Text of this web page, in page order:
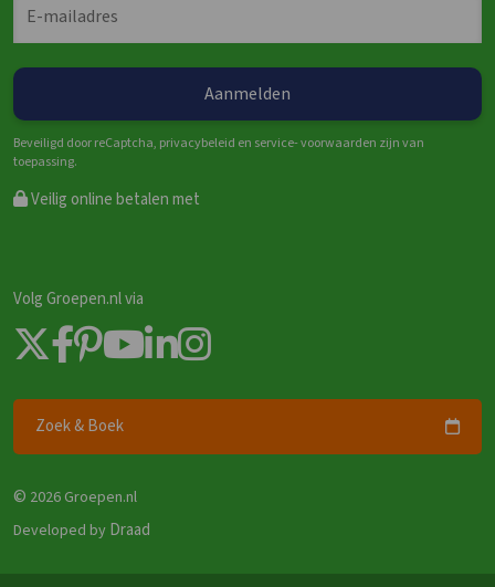
Beveiligd door reCaptcha, privacybeleid en service- voorwaarden zijn van
toepassing.
Veilig online betalen met
Volg Groepen.nl via
Zoek & Boek
© 2026 Groepen.nl
Developed by Draad